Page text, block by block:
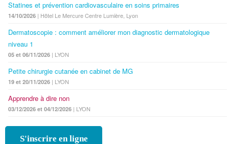
Statines et prévention cardiovasculaire en soins primaires
14/10/2026 | Hôtel Le Mercure Centre Lumière, Lyon
Dermatoscopie : comment améliorer mon diagnostic dermatologique
niveau 1
05 et 06/11/2026 | LYON
Petite chirurgie cutanée en cabinet de MG
19 et 20/11/2026 | LYON
Apprendre à dire non
03/12/2026 et 04/12/2026 | LYON
S'inscrire en ligne